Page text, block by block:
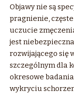
Objawy nie są
pragnienie,
uczucie
jest
rozwijającego się
szczególnym dla
okresowe
wykryciu